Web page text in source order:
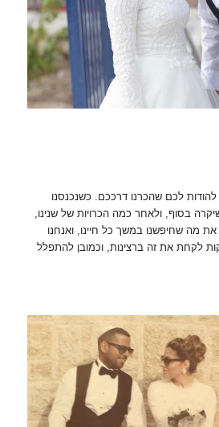
לכם שהכרנו דרככם. כשנכנסנו
בסוף, ולאחר כמה הכרויות של שנינו,
מה שחיפשנו במשך כל חיינו, ואנחנו
לקחת את זה ברצינות, וכמובן להתפלל